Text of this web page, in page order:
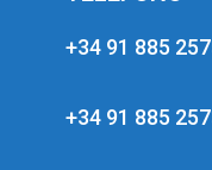
+34 91 885
+34 91 885